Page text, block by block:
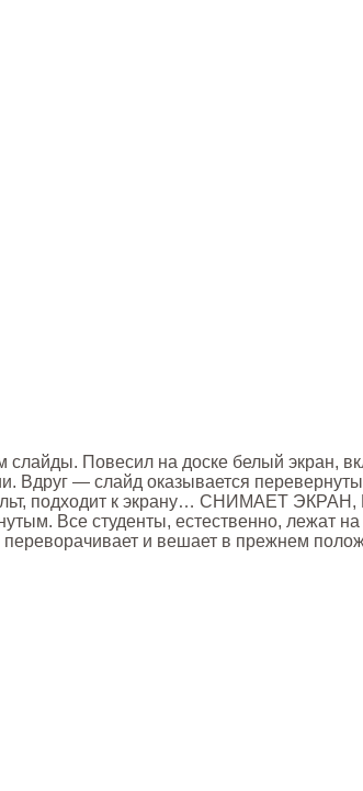
Повесил на доске белый экран,
Вдруг — слайд оказывается
пульт, подходит к экрану… СНИМАЕТ
Все студенты, естественно, лежат на
переворачивает и вешает в прежнем